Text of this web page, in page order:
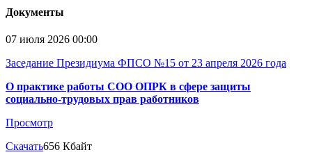
Документы
07 июля 2026 00:00
Заседание Президиума ФПСО №15 от 23 апреля 2026 года
О практике работы СОО ОПРК в сфере защиты
социально-трудовых прав работников
Просмотр
Скачать656 Кбайт